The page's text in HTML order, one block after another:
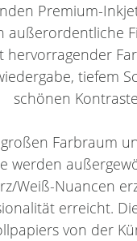
Premium-
außerordentliche
hervorragender
tiefem
schönen
Farbraum
werden
Weiß-Nuancen
erreicht.
von der